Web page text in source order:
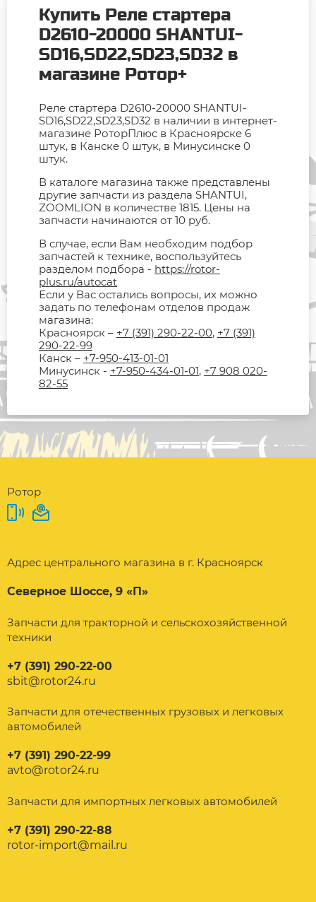
Купить Реле стартера
D2610-20000 SHANTUI-
SD16,SD22,SD23,SD32 в
магазине Ротор+
Реле стартера D2610-20000 SHANTUI-
SD16,SD22,SD23,SD32 в наличии в интернет-
магазине РоторПлюс в Красноярске 6
штук, в Канске 0 штук, в Минусинске 0
штук.
В каталоге магазина также представлены
другие запчасти из раздела SHANTUI,
ZOOMLION в количестве 1815. Цены на
запчасти начинаются от 10 руб.
В случае, если Вам необходим подбор
запчастей к технике, воспользуйтесь
разделом подбора - https://rotor-
plus.ru/autocat
Если у Вас остались вопросы, их можно
задать по телефонам отделов продаж
магазина:
Красноярск – +7 (391) 290-22-00, +7 (391)
290-22-99
Канск – +7-950-413-01-01
Минусинск - +7-950-434-01-01, +7 908 020-
82-55
Ротор
Адрес центрального магазина в г. Красноярск
Северное Шоссе, 9 «П»
Запчасти для тракторной и сельскохозяйственной
техники
+7 (391) 290-22-00
sbit@rotor24.ru
Запчасти для отечественных грузовых и легковых
автомобилей
+7 (391) 290-22-99
avto@rotor24.ru
Запчасти для импортных легковых автомобилей
+7 (391) 290-22-88
rotor-import@mail.ru